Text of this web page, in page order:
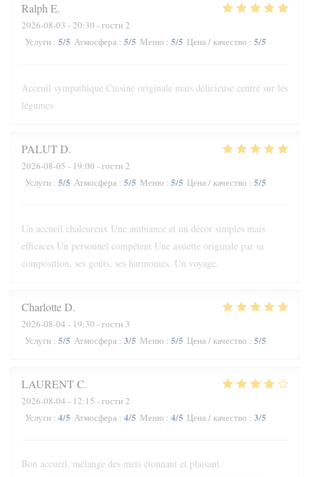
Ralph E
2026-08-03 - 20:30 - гости 2
Услуги : 5/5 Атмосфера : 5/5 Меню : 5/5 Цена / качество : 5/5
Acceuil sympathique Cuisine originale mais délicieuse centré sur les
légumes
PALUTD
2026-08-05 - 19:00 - гости 2
Услуги : 5/5 Атмосфера : 5/5 Меню : 5/5 Цена / качество : 5/5
Un accueil chaleureux Une ambiance et un décor simples mais
efficaces Un personnel compétent Une assiette originale par sa
composition, ses goûts, ses harmonies. Un voyage.
CharlotteD
2026-08-04 - 19:30 - гости 3
Услуги : 5/5 Атмосфера : 3/5 Меню : 5/5 Цена / качество : 5/5
LAURENTC
2026-08-04 - 12:15 - гости 2
Услуги : 4/5 Атмосфера : 4/5 Меню : 4/5 Цена / качество : 3/5
Bon accueil, mélange des mets étonnant et plaisant.